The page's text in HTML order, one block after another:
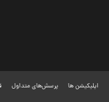
اپلیکیشن ها پرسش‌های متداول